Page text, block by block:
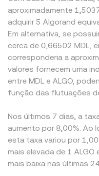
aproximadamente
adquirir 5 Algorand
Em alternativa, se
cerca de 0,66502 MDL,
corresponderia a
valores fornecem uma
entre MDL e ALGO,
função das flutuações
Nos últimos 7 dias, a
aumento por 8,00%. Ao
esta taxa variou por
mais elevada de 1 ALGO
mais baixa nas últimas